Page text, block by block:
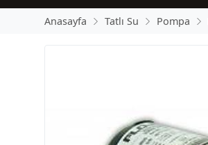
Anasayfa Tatlı Su Pompa